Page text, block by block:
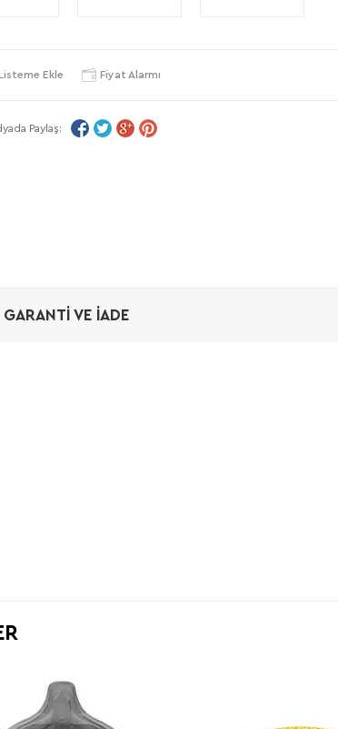
Ekle Fiyat Alarmı
Paylaş:
GARANTI VE İADE